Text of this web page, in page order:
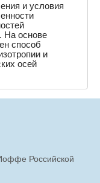
и условия
На основе
способ
и
осей
Российской